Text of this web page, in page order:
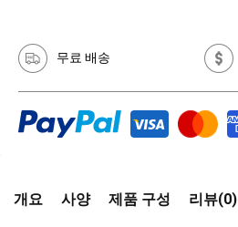
무료 배송
개요 사양 제품 구성 리뷰(0)